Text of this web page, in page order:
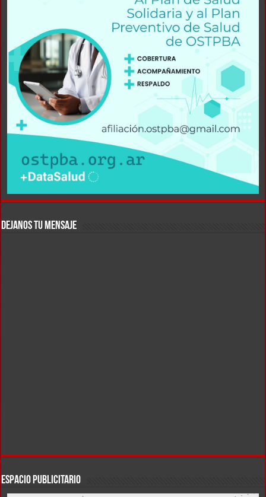
DEJANOS TU MENSAJE
ESPACIO PUBLICITARIO